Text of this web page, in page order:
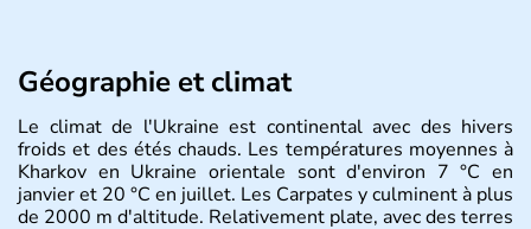
Géographie et climat
Le climat de l'Ukraine est continental avec des hivers
froids et des étés chauds. Les températures moyennes à
Kharkov en Ukraine orientale sont d'environ 7 °C en
janvier et 20 °C en juillet. Les Carpates y culminent à plus
de 2000 m d'altitude. Relativement plate, avec des terres